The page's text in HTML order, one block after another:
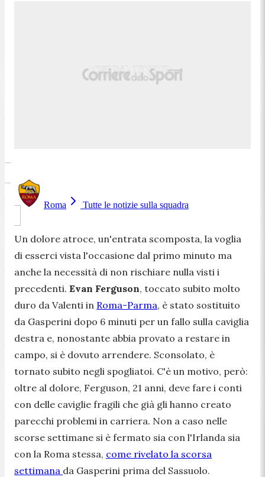
Roma Tutte le notizie sulla squadra
Un dolore atroce, un'entrata scomposta, la voglia
di esserci vista l'occasione dal primo minuto ma
anche la necessità di non rischiare nulla visti i
precedenti. Evan Ferguson, toccato subito molto
duro da Valenti in Roma-Parma, è stato sostituito
da Gasperini dopo 6 minuti per un fallo sulla caviglia
destra e, nonostante abbia provato a restare in
campo, si è dovuto arrendere. Sconsolato, è
tornato subito negli spogliatoi. C'è un motivo, però:
oltre al dolore, Ferguson, 21 anni, deve fare i conti
con delle caviglie fragili che già gli hanno creato
parecchi problemi in carriera. Non a caso nelle
scorse settimane si è fermato sia con l'Irlanda sia
con la Roma stessa, come rivelato la scorsa
settimana da Gasperini prima del Sassuolo.